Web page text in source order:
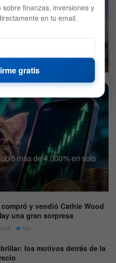
más de 4.000% en solo
y vendió Cathie Wood
una gran sorpresa
590
los motivos detrás de la
finanzas, inversiones y
en tu email.
gratis